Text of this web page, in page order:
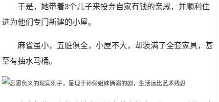
于是，她带着3个儿子来投奔自家有钱的亲戚，并顺利住
进为他们专门新建的小屋。
麻雀虽小，五脏俱全，小屋不大，却装满了全套家具，甚
至有抽水马桶。